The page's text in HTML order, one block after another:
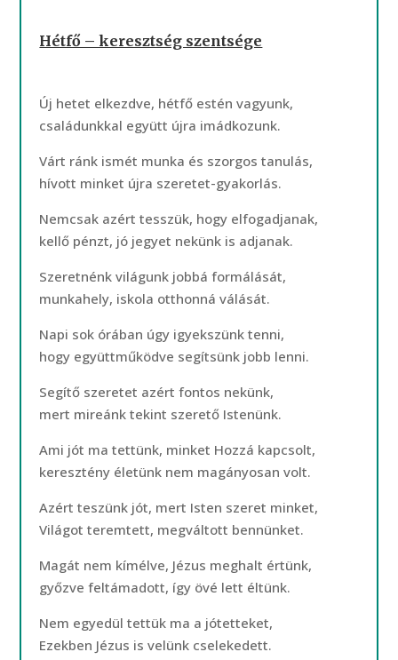
Hétfő – keresztség szentsége
Új hetet elkezdve, hétfő estén vagyunk,
családunkkal együtt újra imádkozunk.
Várt ránk ismét munka és szorgos tanulás,
hívott minket újra szeretet-gyakorlás.
Nemcsak azért tesszük, hogy elfogadjanak,
kellő pénzt, jó jegyet nekünk is adjanak.
Szeretnénk világunk jobbá formálását,
munkahely, iskola otthonná válását.
Napi sok órában úgy igyekszünk tenni,
hogy együttműködve segítsünk jobb lenni.
Segítő szeretet azért fontos nekünk,
mert mireánk tekint szerető Istenünk.
Ami jót ma tettünk, minket Hozzá kapcsolt,
keresztény életünk nem magányosan volt.
Azért teszünk jót, mert Isten szeret minket,
Világot teremtett, megváltott bennünket.
Magát nem kímélve, Jézus meghalt értünk,
győzve feltámadott, így övé lett éltünk.
Nem egyedül tettük ma a jótetteket,
Ezekben Jézus is velünk cselekedett.